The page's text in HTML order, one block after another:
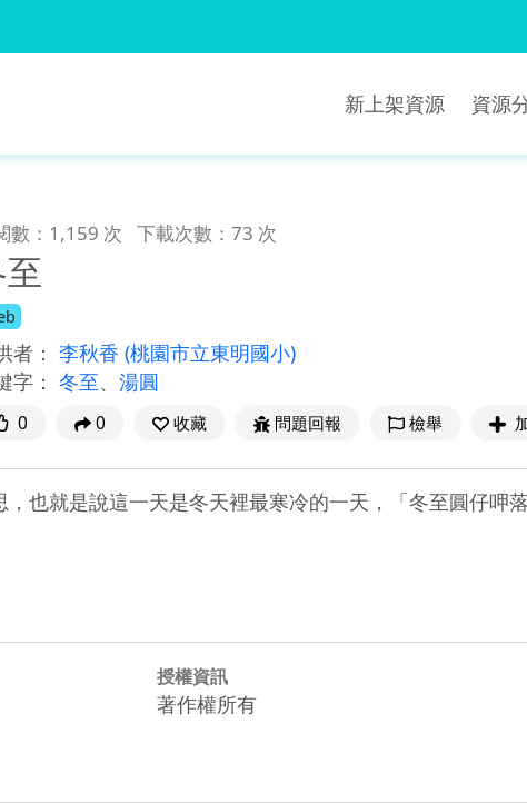
新上架資源 資源
數：1,159 次 下載次數：73 次
者： 李秋香 (桃園市立東明國小)
字： 冬至、 湯圓
0 0 收藏 問題回報 檢舉
也就是說這一天是冬天裡最寒冷的一天，「冬至圓仔
授權資訊
著作權所有